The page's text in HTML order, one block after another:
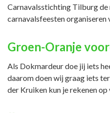
Carnavalsstichting Tilburg de
carnavalsfeesten organiseren
Groen-Oranje
Als Dokmardeur doe jij iets
daarom doen wij graag iets
der Kruiken kun je rekenen